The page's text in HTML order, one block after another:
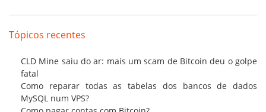
Tópicos recentes
CLD Mine saiu do ar: mais um scam de Bitcoin deu o golpe
fatal
Como reparar todas as tabelas dos bancos de dados
MySQL num VPS?